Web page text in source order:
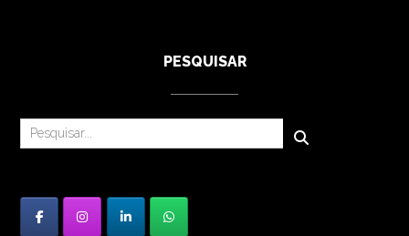
PESQUISAR